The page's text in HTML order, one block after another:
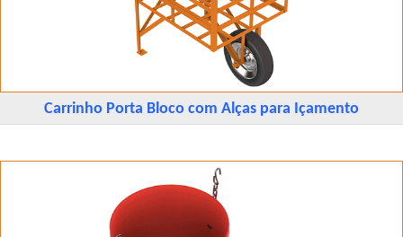
Carrinho Porta Bloco com Alças para Içamento